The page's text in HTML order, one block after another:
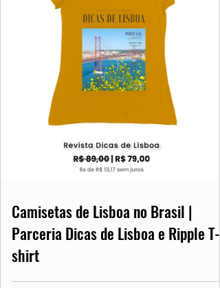
Camisetas de Lisboa no Brasil |
Parceria Dicas de Lisboa e Ripple T-
shirt